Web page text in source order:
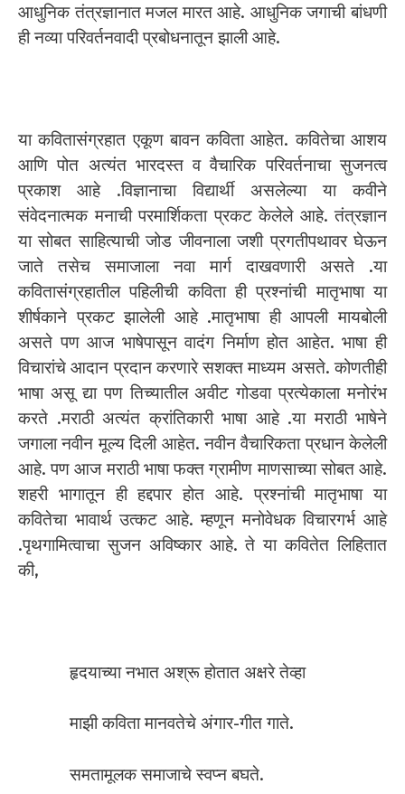
आधुनिक तंत्रज्ञानात मजल मारत आहे. आधुनिक जगाची बांधणी
ही नव्या परिवर्तनवादी प्रबोधनातून झाली आहे.
या कवितासंग्रहात एकूण बावन कविता आहेत. कवितेचा आशय
आणि पोत अत्यंत भारदस्त व वैचारिक परिवर्तनाचा सुजनत्व
प्रकाश आहे .विज्ञानाचा विद्यार्थी असलेल्या या कवीने
संवेदनात्मक मनाची परमार्शिकता प्रकट केलेले आहे. तंत्रज्ञान
या सोबत साहित्याची जोड जीवनाला जशी प्रगतीपथावर घेऊन
जाते तसेच समाजाला नवा मार्ग दाखवणारी असते .या
कवितासंग्रहातील पहिलीची कविता ही प्रश्नांची मातृभाषा या
शीर्षकाने प्रकट झालेली आहे .मातृभाषा ही आपली मायबोली
असते पण आज भाषेपासून वादंग निर्माण होत आहेत. भाषा ही
विचारांचे आदान प्रदान करणारे सशक्त माध्यम असते. कोणतीही
भाषा असू द्या पण तिच्यातील अवीट गोडवा प्रत्येकाला मनोरंभ
करते .मराठी अत्यंत क्रांतिकारी भाषा आहे .या मराठी भाषेने
जगाला नवीन मूल्य दिली आहेत. नवीन वैचारिकता प्रधान केलेली
आहे. पण आज मराठी भाषा फक्त ग्रामीण माणसाच्या सोबत आहे.
शहरी भागातून ही हद्दपार होत आहे. प्रश्नांची मातृभाषा या
कवितेचा भावार्थ उत्कट आहे. म्हणून मनोवेधक विचारगर्भ आहे
.पृथगामित्वाचा सुजन अविष्कार आहे. ते या कवितेत लिहितात
की,
हृदयाच्या नभात अश्रू होतात अक्षरे तेव्हा
माझी कविता मानवतेचे अंगार-गीत गाते.
समतामूलक समाजाचे स्वप्न बघते.